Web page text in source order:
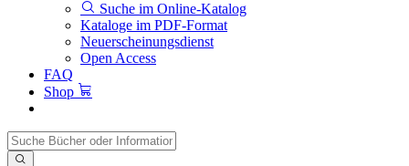
Suche im Online-Katalog
Kataloge im PDF-Format
Neuerscheinungsdienst
Open Access
FAQ
Shop